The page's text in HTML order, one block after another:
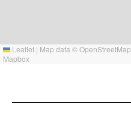
Leaflet | Map data ©OpenStreetMap
Mapbox